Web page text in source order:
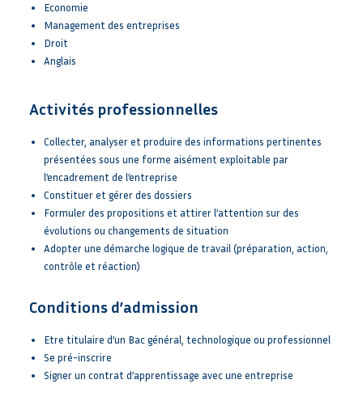
Economie
Management des entreprises
Droit
Anglais
Activités professionnelles
Collecter, analyser et produire des informations pertinentes
présentées sous une forme aisément exploitable par
l’encadrement de l’entreprise
Constituer et gérer des dossiers
Formuler des propositions et attirer l’attention sur des
évolutions ou changements de situation
Adopter une démarche logique de travail (préparation, action,
contrôle et réaction)
Conditions d’admission
Etre titulaire d’un Bac général, technologique ou professionnel
Se pré-inscrire
Signer un contrat d’apprentissage avec une entreprise